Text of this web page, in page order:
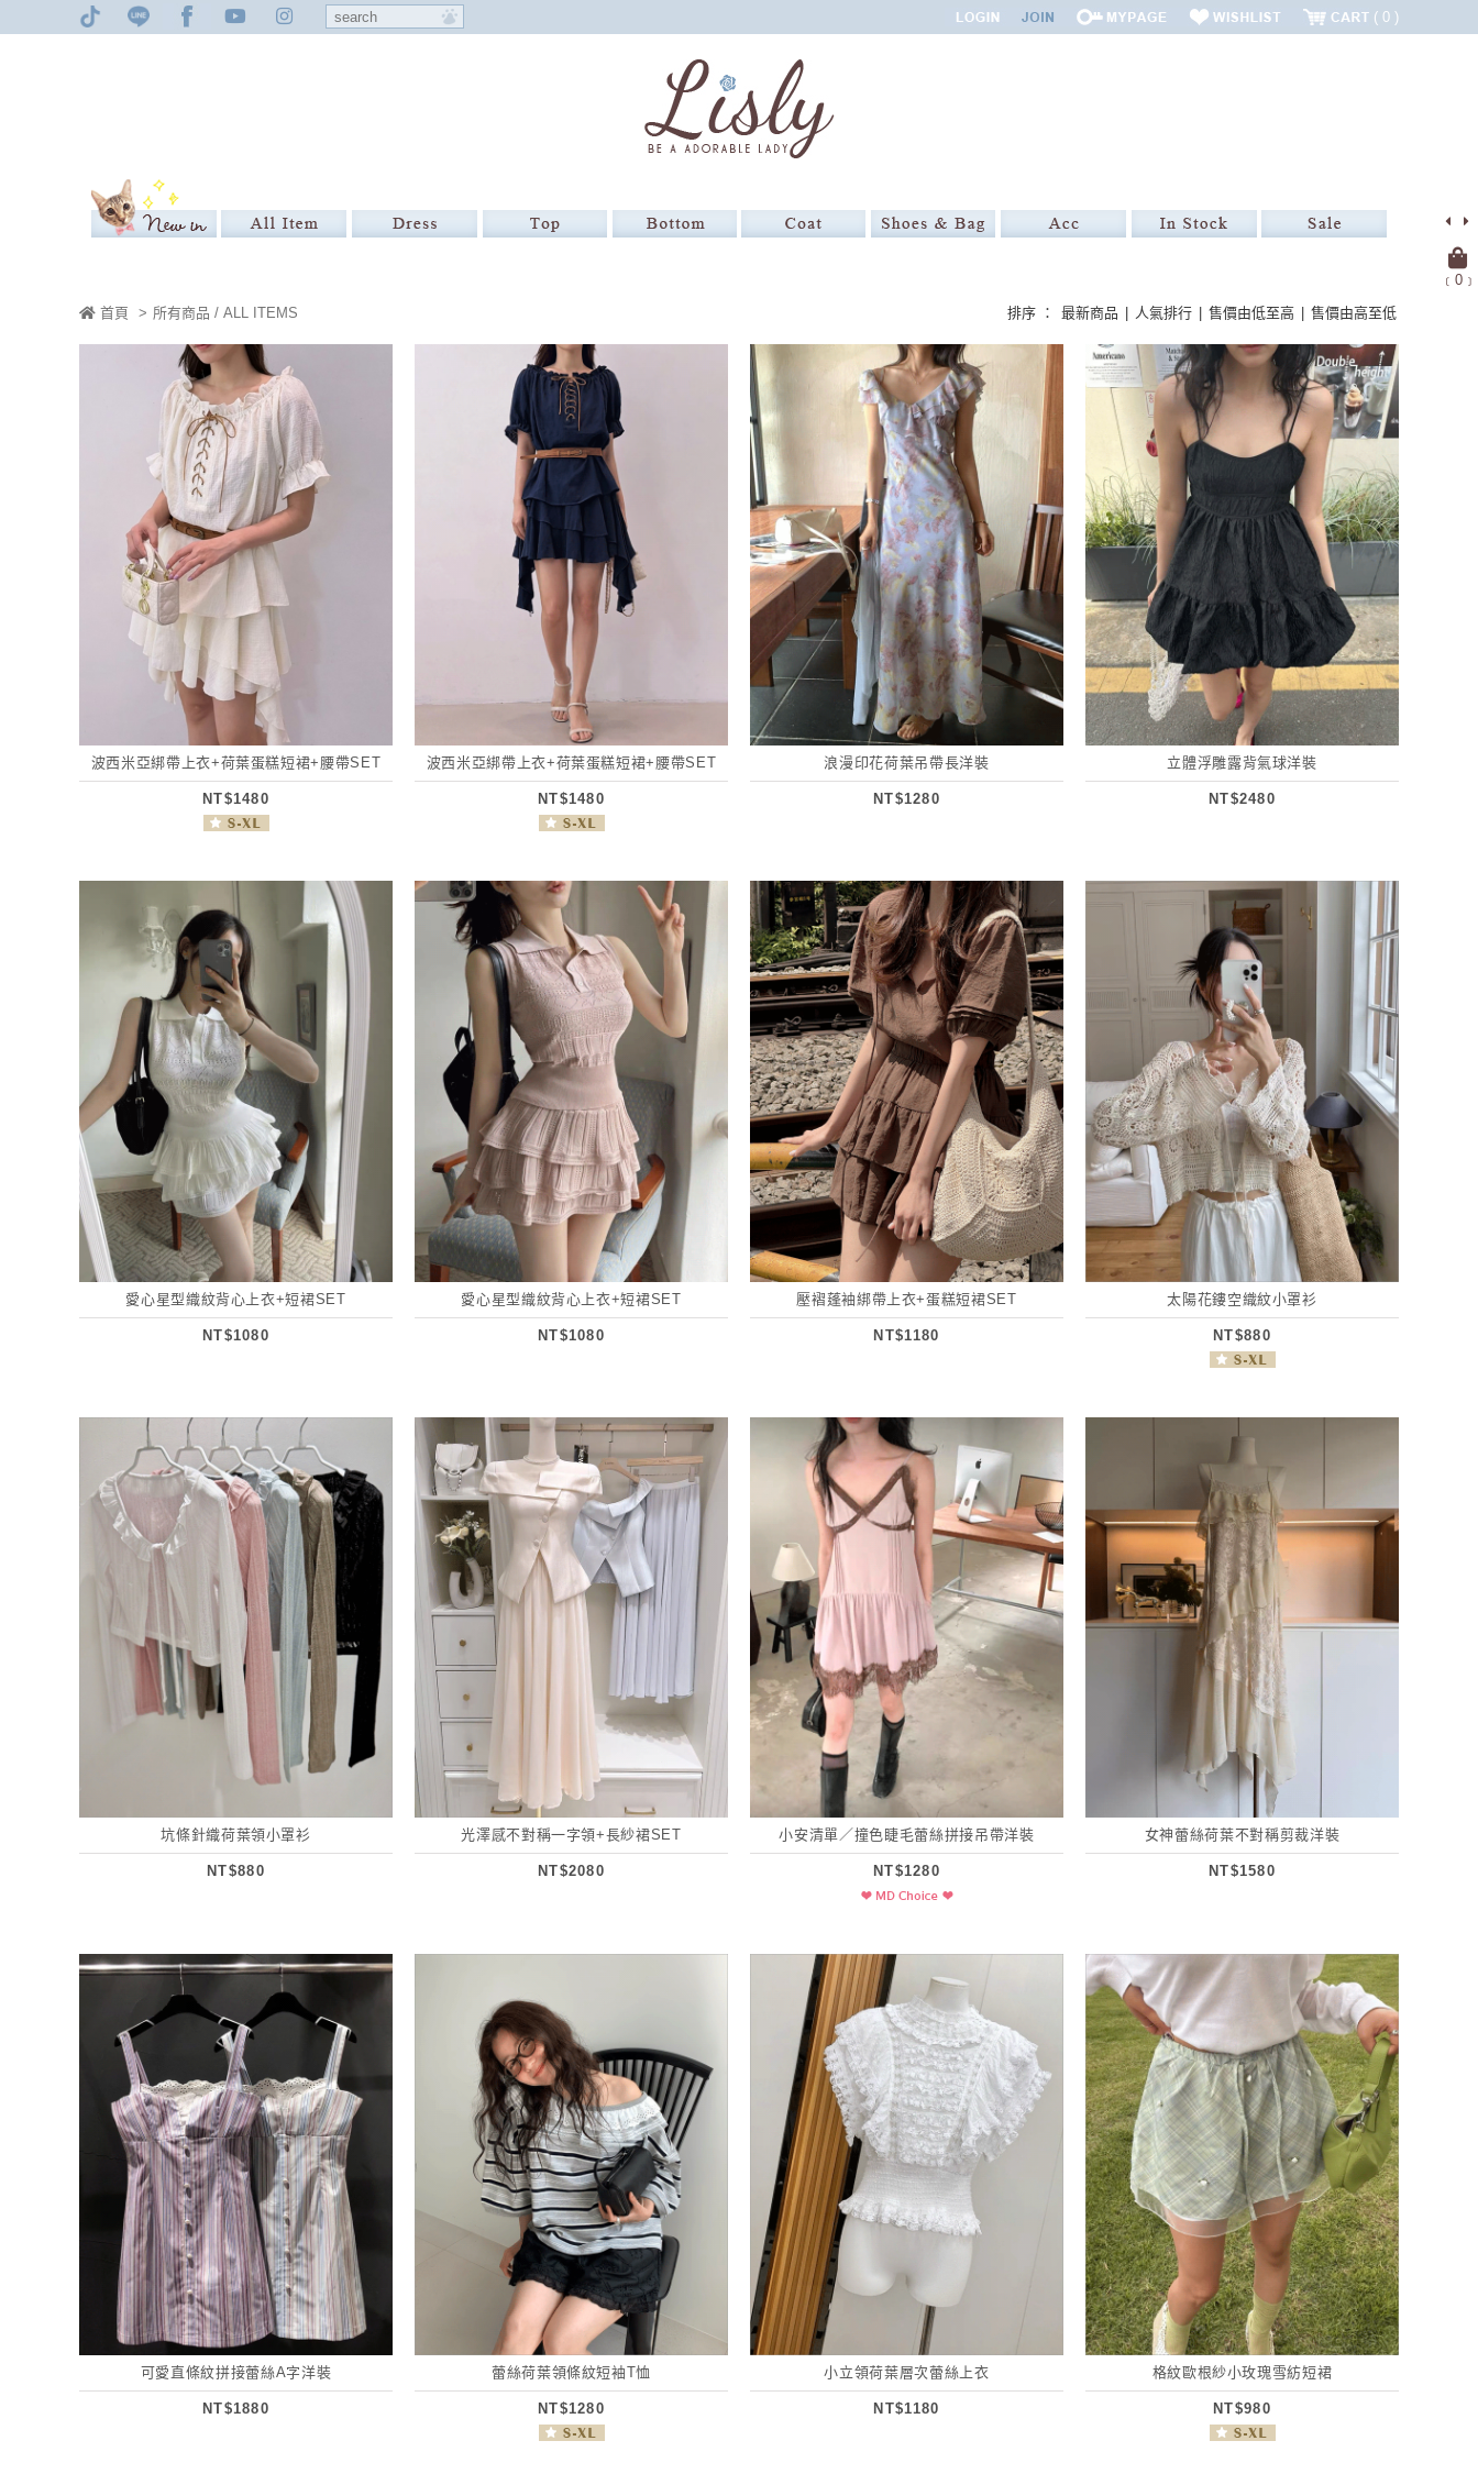
0
﹝ 0﹞
首頁
> 所有商品 / ALL ITEMS 排序 ： 最新商品 人氣排行 售價由低至高 售價由高至低
波西米亞綁帶上衣+荷葉蛋糕短裙+腰帶SET
NT$1480
波西米亞綁帶上衣+荷葉蛋糕短裙+腰帶SET
NT$1480
浪漫印花荷葉吊帶長洋裝
NT$1280
立體浮雕露背氣球洋裝
NT$2480
愛心星型織紋背心上衣+短裙SET
NT$1080
愛心星型織紋背心上衣+短裙SET
NT$1080
壓褶蓬袖綁帶上衣+蛋糕短裙SET
NT$1180
太陽花鏤空織紋小罩衫
NT$880
坑條針織荷葉領小罩衫
NT$880
光澤感不對稱一字領+長紗裙SET
NT$2080
小安清單／撞色睫毛蕾絲拼接吊帶洋裝
NT$1280
女神蕾絲荷葉不對稱剪裁洋裝
NT$1580
可愛直條紋拼接蕾絲A字洋裝
NT$1880
蕾絲荷葉領條紋短袖T恤
NT$1280
小立領荷葉層次蕾絲上衣
NT$1180
格紋歐根紗小玫瑰雪紡短裙
NT$980